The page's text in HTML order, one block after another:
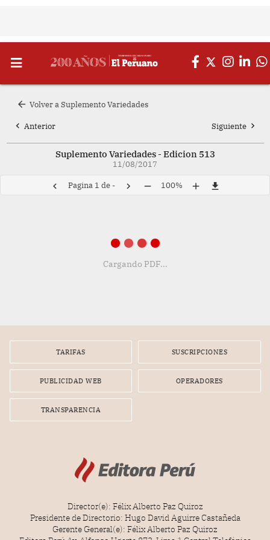
arrow_back Volver a Suplemento Variedades
chevron_left Anterior Siguiente chevron_right
Suplemento Variedades - Edicion 513
11/08/2017
chevron_left Pagina 1 de- chevron_right remove 100% add file_download
Cargando PDF...
TARIFAS SUSCRIPCIONES
PUBLICIDAD WEB OPERADORES
TRANSPARENCIA
Director(e): Félix Alberto Paz Quiroz
Presidente de Directorio: Hugo David Aguirre Castañeda
Gerente General(e): Félix Alberto Paz Quiroz